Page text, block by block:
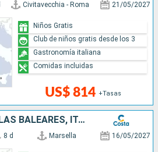
Civitavecchia - Roma 21/05/2027
US$ 814 +Tasas
Niños Gratis
Club de niños gratis desde los 3
Gastronomía italiana
Comidas incluidas
FRANCIA, ESPAÑA, ISLAS BALEARES, ITALIA
8 d Marsella 16/05/2027